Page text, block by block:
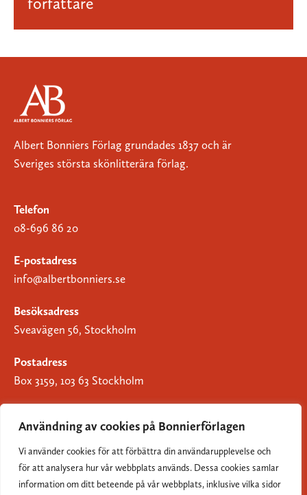
Användning av cookies på Bonnierförlagen
Vi använder cookies för att förbättra din användarupplevelse och
för att analysera hur vår webbplats används. Dessa cookies samlar
information om ditt beteende på vår webbplats, inklusive vilka sidor
Albert Bonniers Förlag grundades 1837 och är
Sveriges största skönlitterära förlag.
Telefon
08-696 86 20
E-postadress
info@albertbonniers.se
Besöksadress
Sveavägen 56, Stockholm
Postadress
Box 3159, 103 63 Stockholm
Om Bonnierförlagen
Cookies